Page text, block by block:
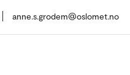
anne.s.grodem@oslomet.no